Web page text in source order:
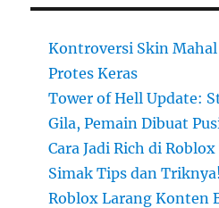
Kontroversi Skin
Protes Keras
Tower of Hell Update:
Gila, Pemain Dibuat
Cara Jadi Rich di
Simak Tips dan Triknya!
Roblox Larang Konten